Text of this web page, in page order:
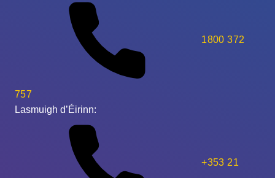
1800 372
757
Lasmuigh d’Éirinn:
+353 21